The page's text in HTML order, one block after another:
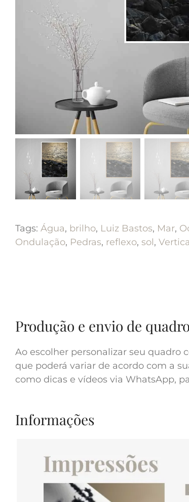
Tags: Água, brilho, Luiz Bastos, Mar,
Ondulação, Pedras, reflexo, sol,
Produção e envio de
Ao escolher personalizar seu quadro
que poderá variar de acordo com a
como dicas e vídeos via WhatsApp,
Informações